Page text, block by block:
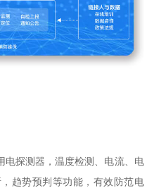
电探测器，温度检测、电流、电
趋势预判等功能，有效防范电